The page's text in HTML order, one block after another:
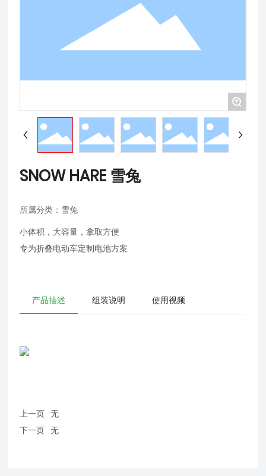
+
SNOW HARE 雪兔
所属分类： 雪兔
小体积，大容量，拿取方便
专为折叠电动车定制电池方案
产品描述 组装说明 使用视频
上一页 无
无
下一页